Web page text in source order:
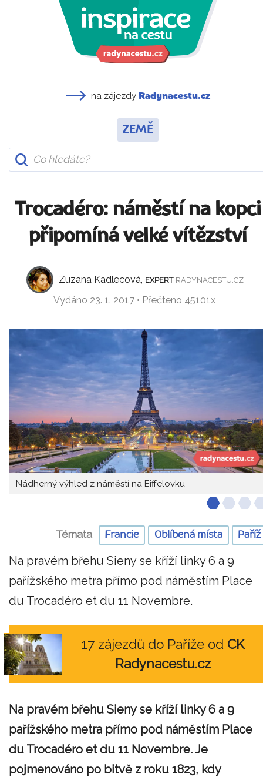
na zájezdy Radynacestu.cz
ZEMĚ
Trocadéro: náměstí na kopci
připomíná velké vítězství
Zuzana Kadlecová, EXPERT RADYNACESTU.CZ
Vydáno 23. 1. 2017 • Přečteno 45101x
Nádherný výhled z náměstí na Eiffelovku
Témata Francie Oblíbená místa Paříž
Na pravém břehu Sieny se kříží linky 6 a 9
pařížského metra přímo pod náměstím Place
du Trocadéro et du 11 Novembre.
17 zájezdů do Paříže od CK
Radynacestu.cz
Na pravém břehu Sieny se kříží linky 6 a 9
pařížského metra přímo pod náměstím Place
du Trocadéro et du 11 Novembre. Je
pojmenováno po bitvě z roku 1823, kdy